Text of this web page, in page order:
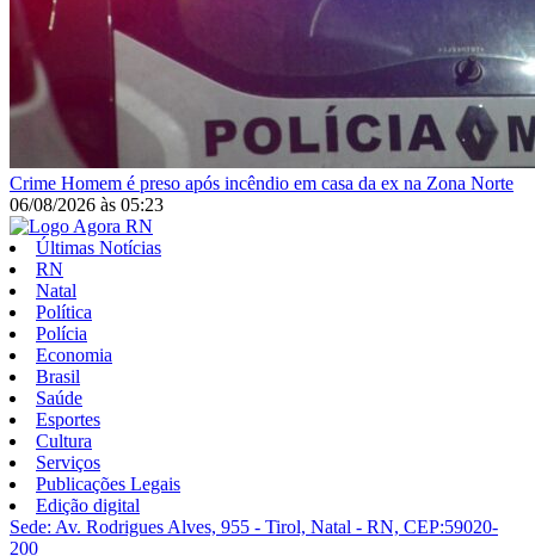
Crime Homem é preso após incêndio em casa da ex na Zona Norte
06/08/2026 às 05:23
Últimas Notícias
RN
Natal
Política
Polícia
Economia
Brasil
Saúde
Esportes
Cultura
Serviços
Publicações Legais
Edição digital
Sede: Av. Rodrigues Alves, 955 - Tirol, Natal - RN, CEP:59020-
200